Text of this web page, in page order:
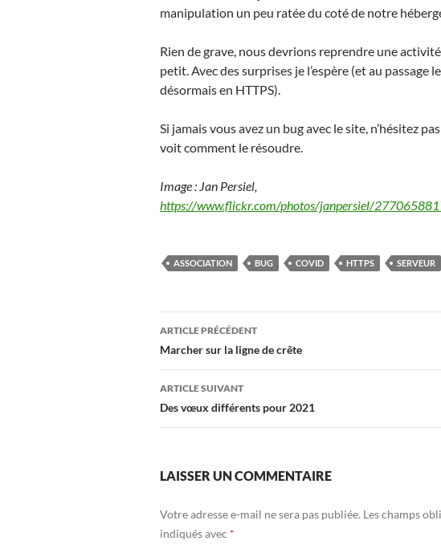
manipulation un peu ratée du coté de notre
Rien de grave, nous devrions reprendre une
petit. Avec des surprises je l’espère (et au passage
désormais en HTTPS).
Si jamais vous avez un bug avec le site, n’hésitez
voit comment le résoudre.
Image : Jan Persiel,
https://www.flickr.com/photos/janpersiel/
ASSOCIATION BUG COVID HTTPS SERVEUR
Navigation
des
articles
ARTICLE PRÉCÉDENT
Marcher sur la ligne de crête
ARTICLE SUIVANT
Des vœux différents pour 2021
LAISSER UN COMMENTAIRE
Votre adresse e-mail ne sera pas publiée. Les champs
indiqués avec *